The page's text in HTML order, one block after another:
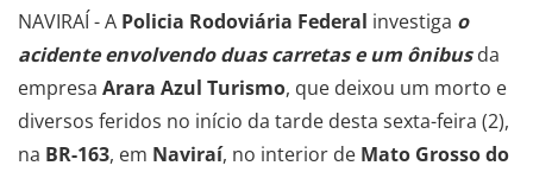
NAVIRAÍ - A Policia Rodoviária Federal investiga o
acidente envolvendo duas carretas e um ônibusda
empresa Arara Azul Turismo, que deixou um morto e
diversos feridos no início da tarde desta sexta-feira (2),
na BR-163, em Naviraí, no interior de Mato Grosso do